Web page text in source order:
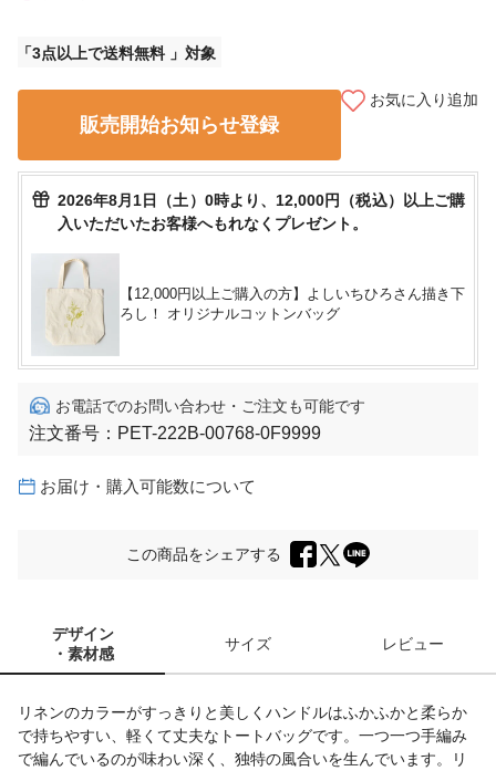
3点以上で送料無料
販売開始お知らせ登録
お気に入り追加
2026年8月1日（土）0時より、12,000円（税込）以上ご購
入いただいたお客様へもれなくプレゼント。
【12,000円以上ご購入の方】よしいちひろさん描き下
ろし！ オリジナルコットンバッグ
お電話でのお問い合わせ・ご注文も可能です
注文番号： PET-222B-00768-0F9999
お届け・購入可能数について
この商品をシェアする
デザイン
・素材感
サイズ レビュー
リネンのカラーがすっきりと美しくハンドルはふかふかと柔らか
で持ちやすい、軽くて丈夫なトートバッグです。一つ一つ手編み
で編んでいるのが味わい深く、独特の風合いを生んでいます。リ